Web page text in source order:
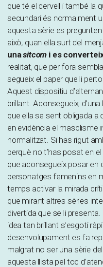
que té el cervell i també la
secundari és normalment
aquesta sèrie es
això, quan ella surt del
unasitcom i es
realitat, que per fora
segueix el paper que li
Aquest dispositiu
brillant. Aconsegueix,
que ella se sent obligada a
en evidència el masclisme
normalitzat. Si has rigut
perquè no t’has posat en el
que aconsegueix posar
personatges femenins en
temps activar la mirada
que mirant altres sèries
divertida que se li
idea tan brillant s’esgoti
desenvolupament es fa
malgrat no ser una sèrie
aquesta llista pel toc